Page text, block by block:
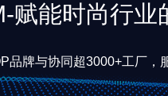
赋能时尚行业
品牌与协同超3000+工厂，